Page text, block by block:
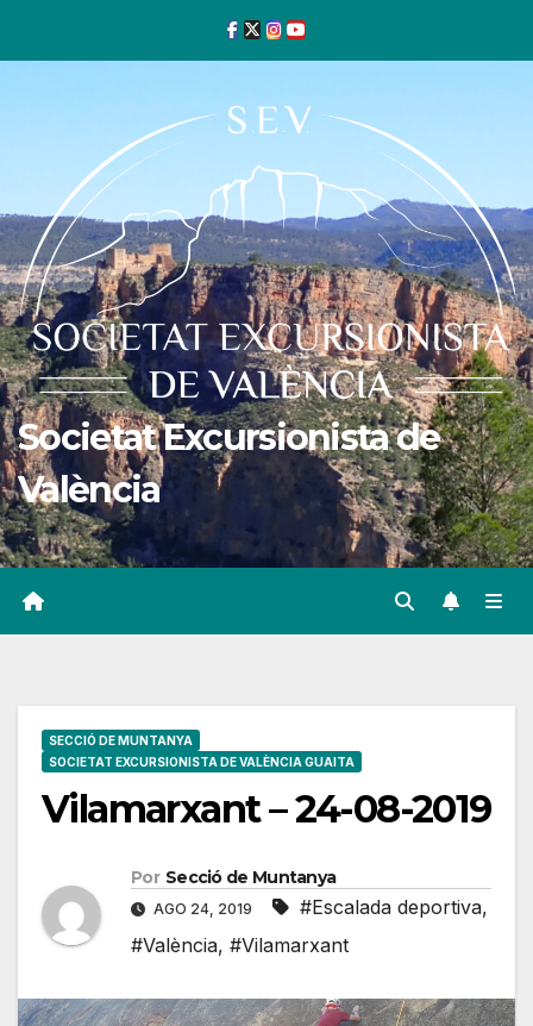
Societat Excursionista de
València
SECCIÓ DE MUNTANYA
SOCIETAT EXCURSIONISTA DE VALÈNCIA GUAITA
Vilamarxant – 24-08-2019
Por Secció de Muntanya
AGO 24, 2019 #Escalada deportiva,
#València, #Vilamarxant